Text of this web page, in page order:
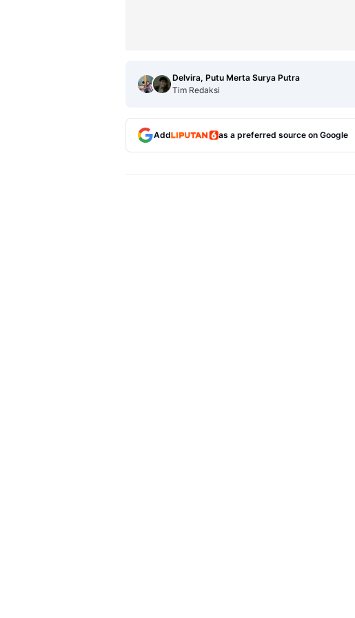
Delvira, Putu Merta Surya Putra
Tim Redaksi
Add as a preferred source on Google